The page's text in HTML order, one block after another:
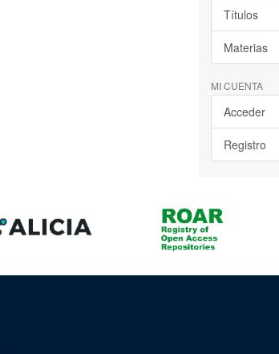
Títulos
Materias
MI CUENTA
Acceder
Registro